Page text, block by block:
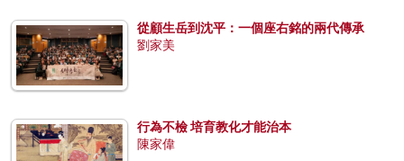
從顧生岳到沈平：一個座右銘的兩代傳承
劉家美
行為不檢 培育教化才能治本
陳家偉